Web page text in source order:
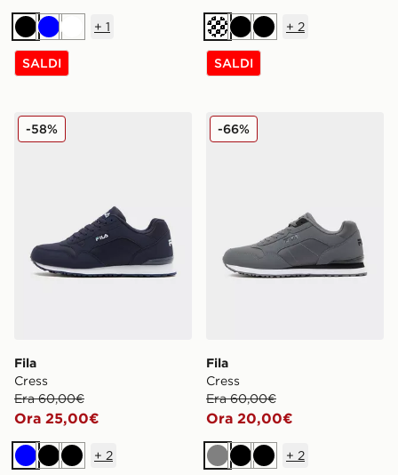
NeroBluBianco
+ 1
SALDI
Crema
NeroNero
+ 2
SALDI
Fila Cress
Fila
Cress
Era 60,00€
Ora 25,00€
-58%
BluNeroNero
+ 2
Fila Cress
Fila
Cress
Era 60,00€
Ora 20,00€
-66%
Grigio
NeroNero
+ 2